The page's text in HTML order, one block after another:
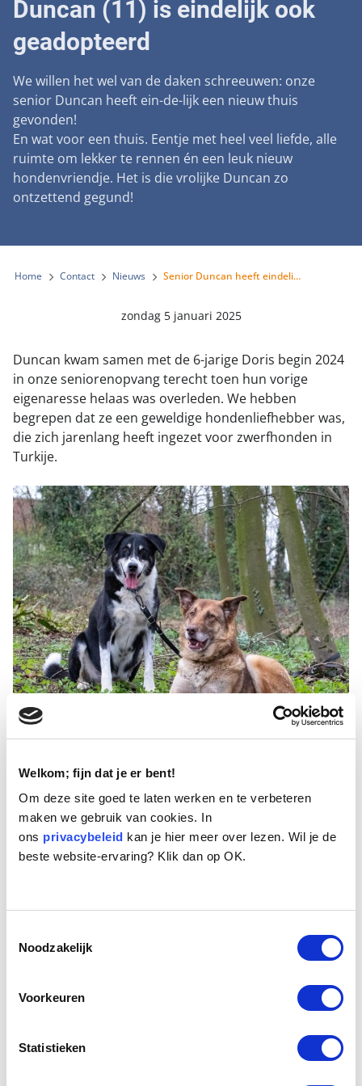
Welkom; fijn dat je er bent!
Om deze site goed te laten werken en te verbeteren
maken we gebruik van cookies. In
ons privacybeleid kan je hier meer over lezen. Wil je de
beste website-ervaring? Klik dan op OK.
Noodzakelijk
Voorkeuren
Statistieken
Landelijke registratie bijtincidenten
Verantwoord fokbeleid
Landelijk vuurwerkverbod
Verplichte pre-aanschaf cursus
Gemeentelijk meldpunt bijtincidenten
Voldoende veilige losloopgebieden
Verbod op fokken met kortsnuitige honden
Lezingen
Symposium Gemeentelijk Dierenbeleid
Teken onze petitie
Steun als bedrijf
Adopteer een seniorhond
Schenk met belastingvoordeel
Steun als vrijwilliger
Honden voor Honden Loop
Vraag een donatiebox aan
Wat wij doen
Samenwerking
Jaarverslag
Vacatures
Nieuws
Veelgestelde vragen
Melding hondenleed
Duncan (11) is eindelijk ook
geadopteerd
We willen het wel van de daken schreeuwen: onze
senior Duncan heeft ein-de-lijk een nieuw thuis
gevonden!
En wat voor een thuis. Eentje met heel veel liefde, alle
ruimte om lekker te rennen én een leuk nieuw
hondenvriendje. Het is die vrolijke Duncan zo
ontzettend gegund!
Home Contact Nieuws Senior Duncan heeft eindelijk ook een nieuw thuis
zondag 5 januari 2025
Duncan kwam samen met de 6-jarige Doris begin 2024
in onze seniorenopvang terecht toen hun vorige
eigenaresse helaas was overleden. We hebben
begrepen dat ze een geweldige hondenliefhebber was,
die zich jarenlang heeft ingezet voor zwerfhonden in
Turkije.